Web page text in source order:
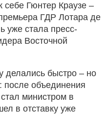
себе Гюнтер Краузе –
ГДР Лотара де
уже стала пресс-
Восточной
делались быстро – но
после объединения
министром в
в отставку уже